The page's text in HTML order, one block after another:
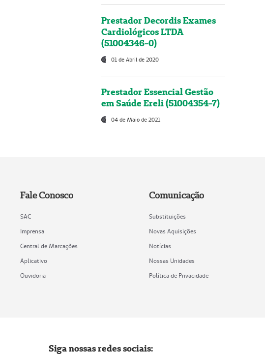
Prestador Decordis Exames
Cardiológicos LTDA
(51004346-0)
01 de Abril de 2020
Prestador Essencial Gestão
em Saúde Ereli (51004354-7)
04 de Maio de 2021
Fale Conosco
SAC
Imprensa
Central de Marcações
Aplicativo
Ouvidoria
Comunicação
Substituições
Novas Aquisições
Notícias
Nossas Unidades
Política de Privacidade
Siga nossas redes sociais: